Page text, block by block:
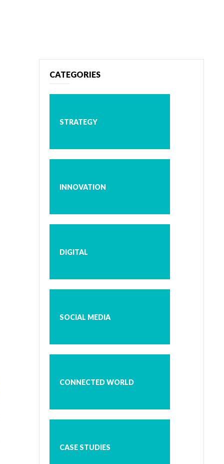
CATEGORIES
STRATEGY
INNOVATION
DIGITAL
SOCIAL MEDIA
CONNECTED WORLD
CASE STUDIES